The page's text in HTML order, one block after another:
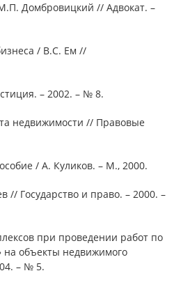
Домбровицкий // Адвокат. –
/ В.С. Ем //
– 2002. – № 8.
недвижимости // Правовые
/ А. Куликов. – М., 2000.
// Государство и право. – 2000. –
при проведении работ по
на объекты недвижимого
– № 5.